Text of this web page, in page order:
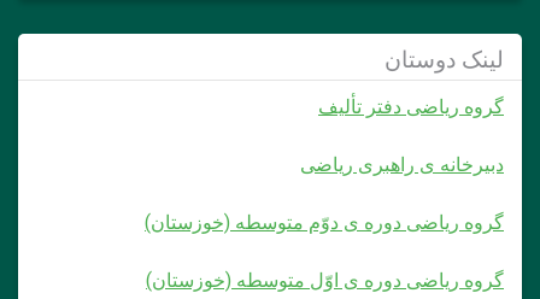
لینک دوستان
گروه ریاضی دفتر تألیف
دبیرخانه ی راهبری ریاضی
گروه ریاضی دوره ی دوّم متوسطه (خوزستان)
گروه ریاضی دوره ی اوّل متوسطه (خوزستان)